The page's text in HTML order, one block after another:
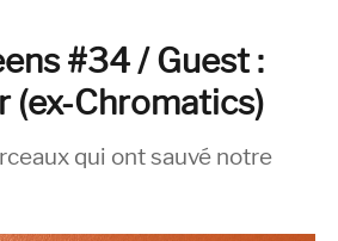
Guest
:
Joseph
(Peel
#34 / Guest :
(ex-Chromatics)
qui ont sauvé notre